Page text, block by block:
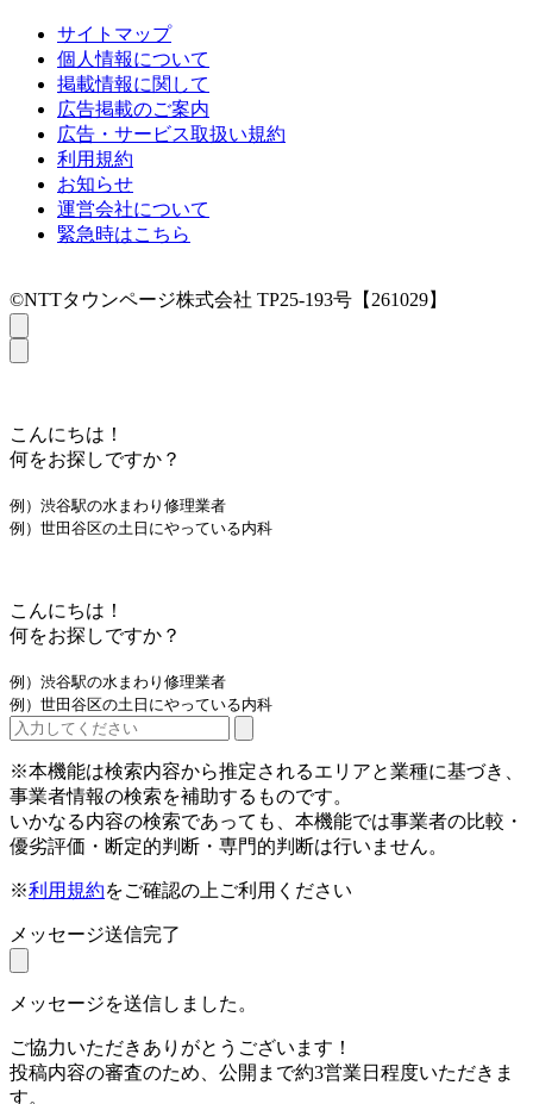
サイトマップ
個人情報について
掲載情報に関して
広告掲載のご案内
広告・サービス取扱い規約
利用規約
お知らせ
運営会社について
緊急時はこちら
©NTTタウンページ株式会社 TP25-193号【261029】
こんにちは！
何をお探しですか？
例）渋谷駅の水まわり修理業者
例）世田谷区の土日にやっている内科
こんにちは！
何をお探しですか？
例）渋谷駅の水まわり修理業者
例）世田谷区の土日にやっている内科
※本機能は検索内容から推定されるエリアと業種に基づき、
事業者情報の検索を補助するものです。
いかなる内容の検索であっても、本機能では事業者の比較・
優劣評価・断定的判断・専門的判断は行いません。
※利用規約をご確認の上ご利用ください
メッセージ送信完了
メッセージを送信しました。
ご協力いただきありがとうございます！
投稿内容の審査のため、公開まで約3営業日程度いただきま
す。